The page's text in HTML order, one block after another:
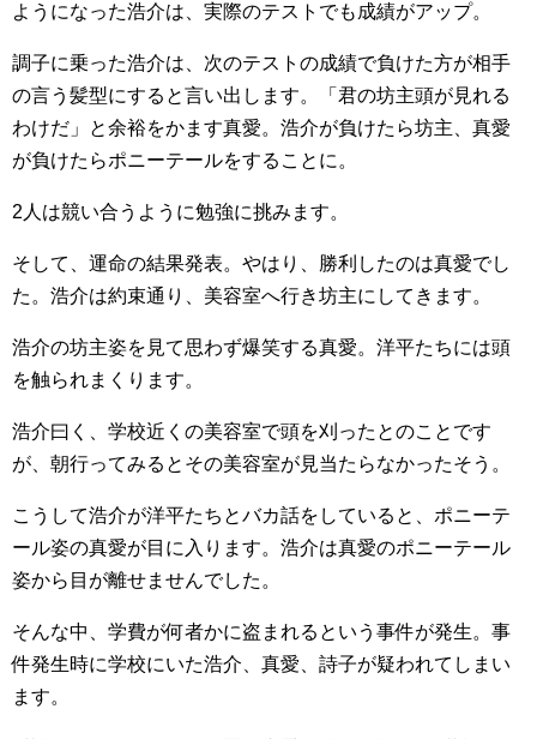
ようになった浩介は、実際のテストでも成績がアップ。
調子に乗った浩介は、次のテストの成績で負けた方が相手
の言う髪型にすると言い出します。「君の坊主頭が見れる
わけだ」と余裕をかます真愛。浩介が負けたら坊主、真愛
が負けたらポニーテールをすることに。
2人は競い合うように勉強に挑みます。
そして、運命の結果発表。やはり、勝利したのは真愛でし
た。浩介は約束通り、美容室へ行き坊主にしてきます。
浩介の坊主姿を見て思わず爆笑する真愛。洋平たちには頭
を触られまくります。
浩介曰く、学校近くの美容室で頭を刈ったとのことです
が、朝行ってみるとその美容室が見当たらなかったそう。
こうして浩介が洋平たちとバカ話をしていると、ポニーテ
ール姿の真愛が目に入ります。浩介は真愛のポニーテール
姿から目が離せませんでした。
そんな中、学費が何者かに盗まれるという事件が発生。事
件発生時に学校にいた浩介、真愛、詩子が疑われてしまい
ます。